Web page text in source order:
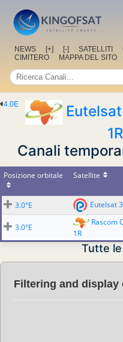
NEWS [+] [-] SATELLITI
CIMITERO
MAPPA DEL SITO
4.0E
1R
Canali
Posizione orbitale Satellite
3.0°E Eutelsat
3.0°E
Rascom
1R
Tutte
Filtering and display